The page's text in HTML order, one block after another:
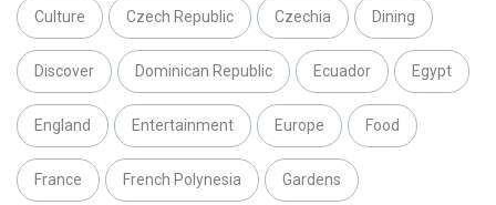
Culture Czech Republic Czechia Dining
Discover Dominican Republic Ecuador Egypt
England Entertainment Europe Food
France French Polynesia Gardens